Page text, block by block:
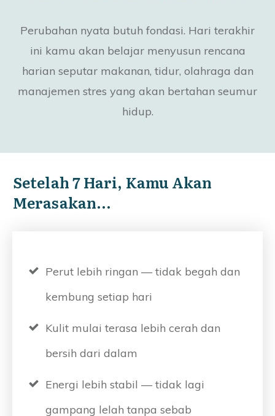
Perubahan nyata butuh fondasi. Hari terakhir
ini kamu akan belajar menyusun rencana
harian seputar makanan, tidur, olahraga dan
manajemen stres yang akan bertahan seumur
hidup.
Setelah 7 Hari, Kamu Akan
Merasakan...
Perut lebih ringan — tidak begah dan
kembung setiap hari
Kulit mulai terasa lebih cerah dan
bersih dari dalam
Energi lebih stabil — tidak lagi
gampang lelah tanpa sebab